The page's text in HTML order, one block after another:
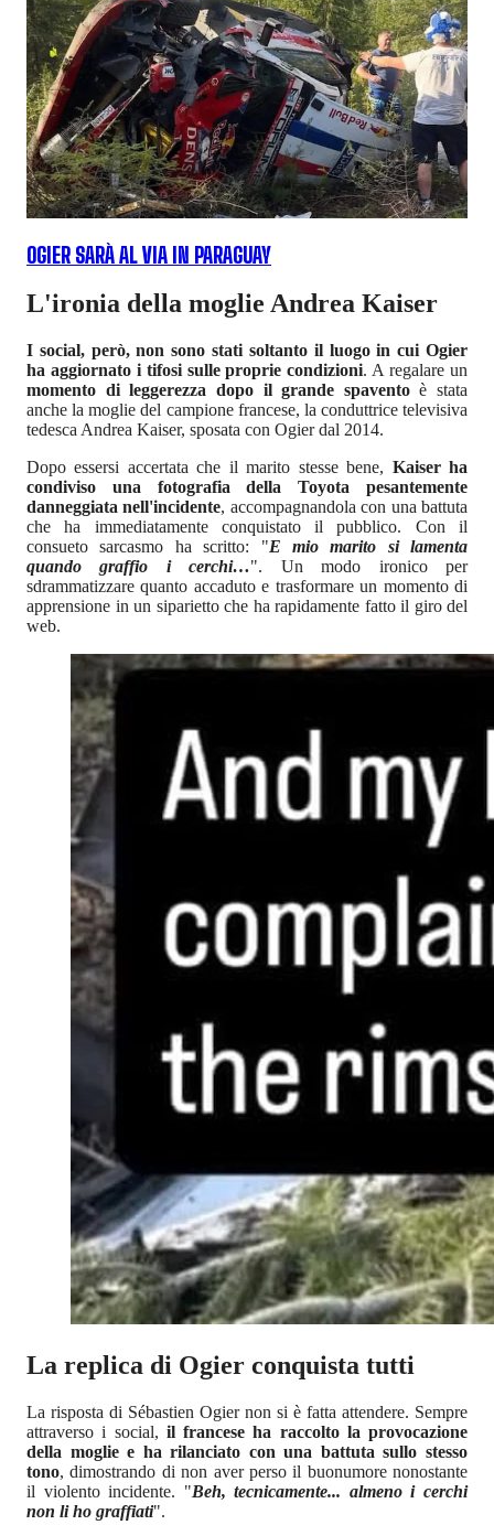
OGIER SARÀ AL VIA IN PARAGUAY
L'ironia della moglie Andrea Kaiser
I social, però, non sono stati soltanto il luogo in cui Ogier
ha aggiornato i tifosi sulle proprie condizioni. A regalare un
momento di leggerezza dopo il grande spaventoè stata
anche la moglie del campione francese, la conduttrice televisiva
tedesca Andrea Kaiser, sposata con Ogier dal 2014.
Dopo essersi accertata che il marito stesse bene, Kaiser ha
condiviso una fotografia della Toyota pesantemente
danneggiata nell'incidente, accompagnandola con una battuta
che ha immediatamente conquistato il pubblico. Con il
consueto sarcasmo ha scritto: "E mio marito si lamenta
quando graffio i cerchi…". Un modo ironico per
sdrammatizzare quanto accaduto e trasformare un momento di
apprensione in un siparietto che ha rapidamente fatto il giro del
web.
La replica di Ogier conquista tutti
La risposta di Sébastien Ogier non si è fatta attendere. Sempre
attraverso i social, il francese ha raccolto la provocazione
della moglie e ha rilanciato con una battuta sullo stesso
tono, dimostrando di non aver perso il buonumore nonostante
il violento incidente. "Beh, tecnicamente... almeno i cerchi
non li ho graffiati".